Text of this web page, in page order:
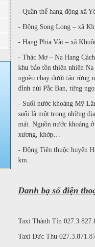
- Quần thể hang động xã
- Động Song Long – xã
- Hang Phia Vài – xã
- Thác Mơ – Na Hang
khu bảo tồn thiên nhiên
ngoèo chạy dưới tán rừng
đỉnh núi Pắc Ban, từng
- Suối nước khoáng Mỹ
suối là một trong những
mát. Nguồn nước khoáng
xương, khớp…
- Động Tiên thuộc huyện
km.
Danh bạ số điện
Taxi Thành Tín
Taxi Đức Thu